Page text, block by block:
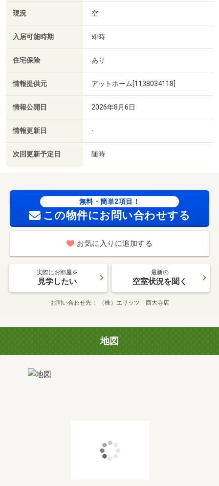
現況 空
入居可能時期 即時
住宅保険 あり
情報提供元 アットホーム[1138034118]
情報公開日 2026年8月6日
情報更新日 -
次回更新予定日 随時
無料・簡単2項目！
この物件にお問い合わせする
お気に入りに追加する
実際にお部屋を
見学したい
最新の
空室状況を聞く
お問い合わせ先 （株）エリッツ 西大寺店
地図